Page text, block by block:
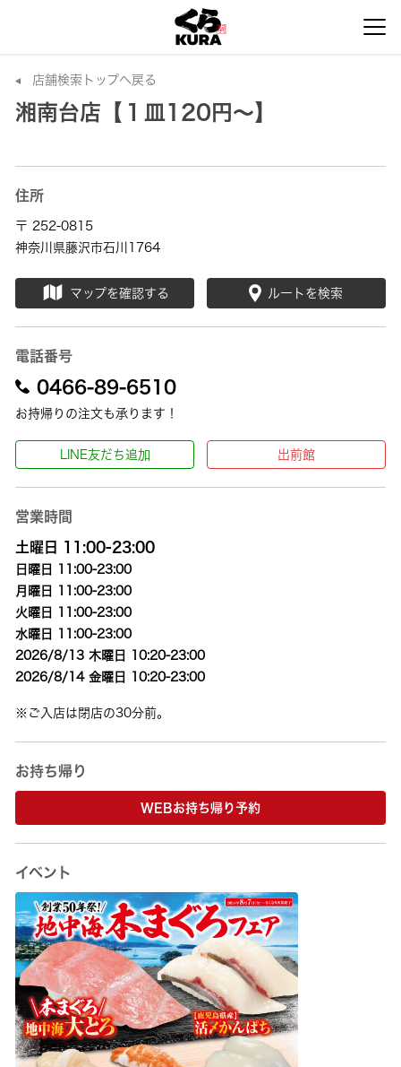
店舗検索トップへ戻る
湘南台店【１皿120円～】
住所
〒 252-0815
神奈川県藤沢市石川1764
マップを確認する ルートを検索
電話番号
0466-89-6510
お持帰りの注文も承ります！
LINE友だち追加 出前館
営業時間
土曜日 11:00-23:00
日曜日 11:00-23:00
月曜日 11:00-23:00
火曜日 11:00-23:00
水曜日 11:00-23:00
2026/8/13 木曜日 10:20-23:00
2026/8/14 金曜日 10:20-23:00
※ご入店は閉店の30分前。
お持ち帰り
WEBお持ち帰り予約
イベント